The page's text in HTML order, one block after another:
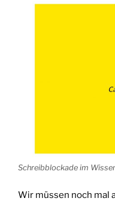
Schreibblockade im
Wir müssen noch mal